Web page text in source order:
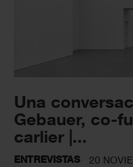
Una
Gebauer, co-
carlier |...
ENTREVISTAS 20